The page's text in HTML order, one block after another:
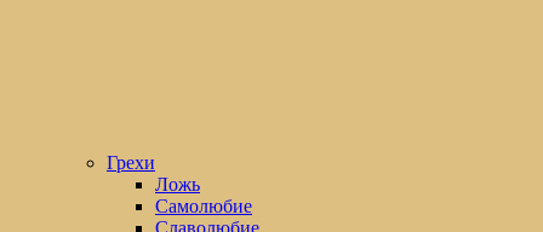
Грехи
Ложь
Самолюбие
Славолюбие